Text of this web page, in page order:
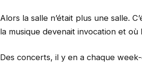
Alors la salle n’était plus une salle.
la musique devenait invocation et
Des concerts, il y en a chaque